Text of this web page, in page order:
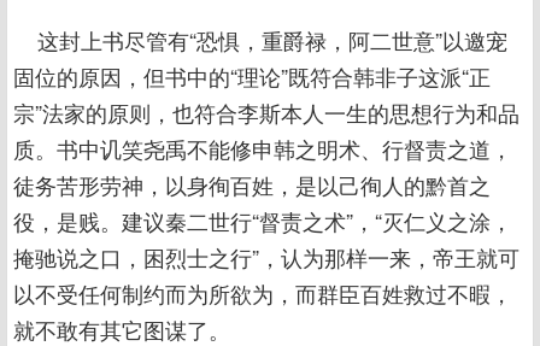
这封上书尽管有“恐惧，重爵禄，阿二世意”以邀宠
固位的原因，但书中的“理论”既符合韩非子这派“正
宗”法家的原则，也符合李斯本人一生的思想行为和品
质。书中讥笑尧禹不能修申韩之明术、行督责之道，
徒务苦形劳神，以身徇百姓，是以己徇人的黔首之
役，是贱。建议秦二世行“督责之术”，“灭仁义之涂，
掩驰说之口，困烈士之行”，认为那样一来，帝王就可
以不受任何制约而为所欲为，而群臣百姓救过不暇，
就不敢有其它图谋了。